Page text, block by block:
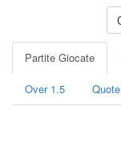
Partite Giocate
Over 1.5 Quote